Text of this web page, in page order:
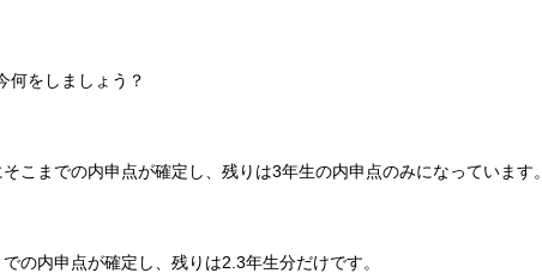
何をしましょう？
こまでの内申点が確定し、残りは3年生の内申点のみになっています。
の内申点が確定し、残りは2.3年生分だけです。